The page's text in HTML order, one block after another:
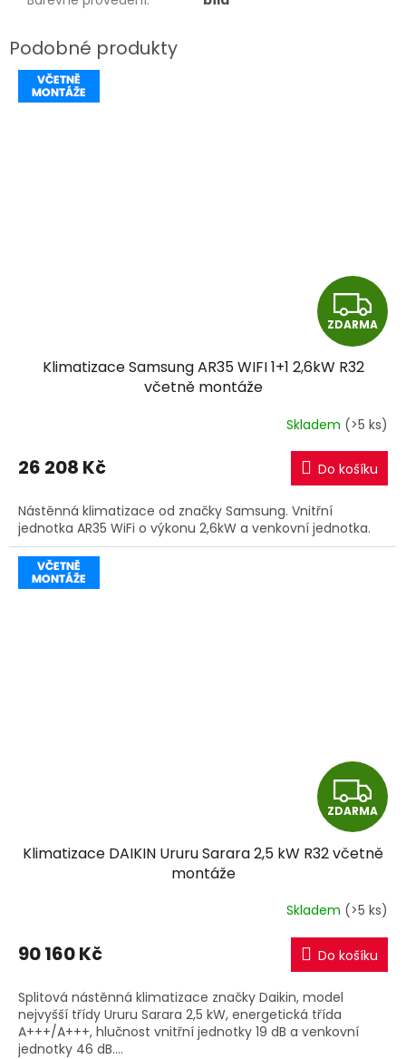
Z
D
R
M
A
ZDARMA
Klimatizace Samsung AR35 WIFI 1+1 2,6kW R32
včetně montáže
Skladem (>5 ks)
26 208 Kč Do košíku
Nástěnná klimatizace od značky Samsung. Vnitřní
jednotka AR35 WiFi o výkonu 2,6kW a venkovní jednotka.
Z
D
A
R
M
A
ZDARMA
Klimatizace DAIKIN Ururu Sarara 2,5 kW R32 včetně
montáže
Skladem (>5 ks)
90 160 Kč Do košíku
Splitová nástěnná klimatizace značky Daikin, model
nejvyšší třídy Ururu Sarara 2,5 kW, energetická třída
A+++/A+++, hlučnost vnitřní jednotky 19 dB a venkovní
jednotky 46 dB....